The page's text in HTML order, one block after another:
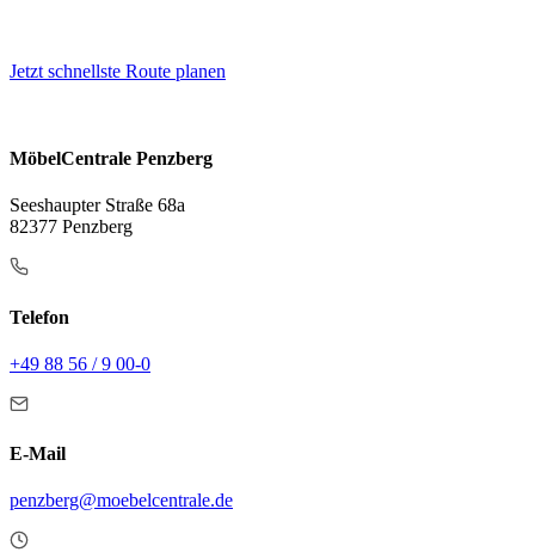
Jetzt schnellste Route planen
MöbelCentrale Penzberg
Seeshaupter Straße 68a
82377 Penzberg
Telefon
+49 88 56 / 9 00-0
E-Mail
penzberg@moebelcentrale.de